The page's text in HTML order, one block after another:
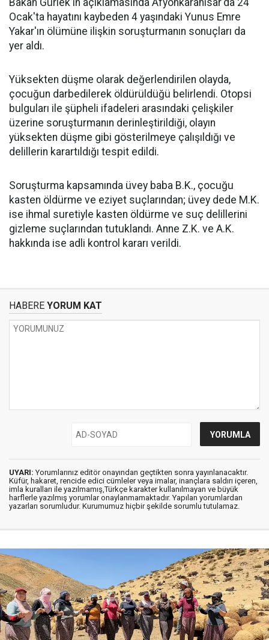
Bakan Gürlek'in açıklamasında Afyonkarahisar'da 24
Ocak'ta hayatını kaybeden 4 yaşındaki Yunus Emre
Yakar'ın ölümüne ilişkin soruşturmanın sonuçları da
yer aldı.
Yüksekten düşme olarak değerlendirilen olayda,
çocuğun darbedilerek öldürüldüğü belirlendi. Otopsi
bulguları ile şüpheli ifadeleri arasındaki çelişkiler
üzerine soruşturmanın derinleştirildiği, olayın
yüksekten düşme gibi gösterilmeye çalışıldığı ve
delillerin karartıldığı tespit edildi.
Soruşturma kapsamında üvey baba B.K., çocuğu
kasten öldürme ve eziyet suçlarından; üvey dede M.K.
ise ihmal suretiyle kasten öldürme ve suç delillerini
gizleme suçlarından tutuklandı. Anne Z.K. ve A.K.
hakkında ise adli kontrol kararı verildi.
HABERE YORUM KAT
UYARI: Yorumlarınız editör onayından geçtikten sonra yayınlanacaktır.
Küfür, hakaret, rencide edici cümleler veya imalar, inançlara saldırı içeren,
imla kuralları ile yazılmamış,Türkçe karakter kullanılmayan ve büyük
harflerle yazılmış yorumlar onaylanmamaktadır. Yapılan yorumlardan
yazarları sorumludur. Kurumumuz hiçbir şekilde sorumlu tutulamaz.